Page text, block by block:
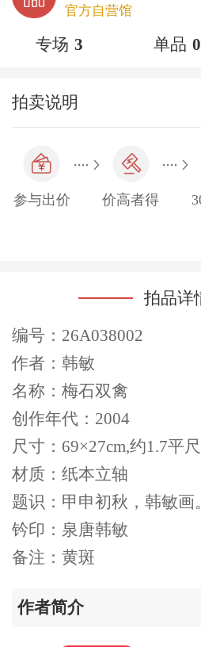
官方自营馆
专场 3 单品 0
拍卖说明
参与出价 价高者得
拍品详
编号：26A038002
作者：韩敏
名称：梅石双禽
创作年代：2004
尺寸：69×27cm,约1.7平尺
材质：纸本立轴
题识：甲申初秋，韩敏画。
钤印：泉唐韩敏
备注：黄斑
作者简介